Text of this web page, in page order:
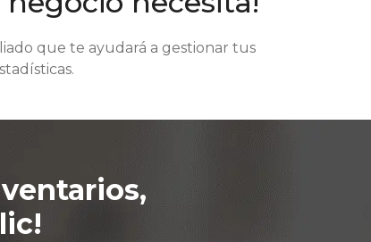
que te ayudará a gestionar tus